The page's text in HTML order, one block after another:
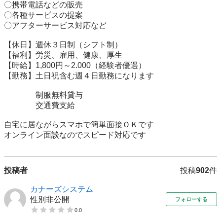
〇携帯電話などの販売
〇各種サービスの提案
〇アフターサービス対応など
【休日】週休３日制（シフト制）
【福利】労災、雇用、健康、厚生
【時給】1,800円～2.000（経験者優遇）
【勤務】土日祝含む週４日勤務になります
制服無料貸与
交通費支給
自宅に居ながらスマホで簡単面接ＯＫです
オンライン面談なのでスピード対応です
投稿者 投稿902件
カナーズシステム
性別非公開
0.0
フォローする